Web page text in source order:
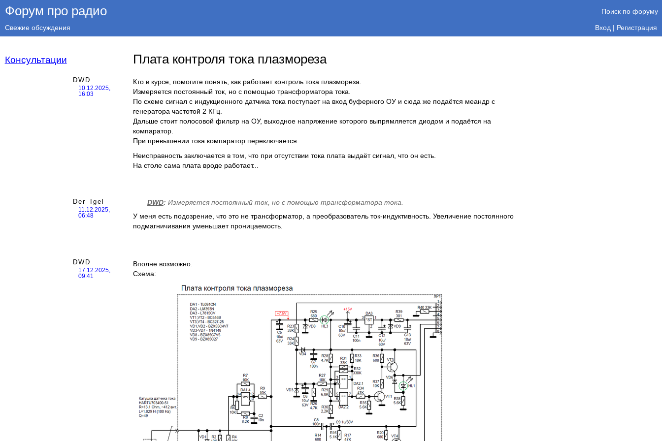
Форум про радио Поиск по форуму
Свежие обсуждения Вход | Регистрация
Консультации Плата контроля тока плазмореза
DWD
10.12.2025,
16:03
Кто в курсе, помогите понять, как работает контроль тока плазмореза.
Измеряется постоянный ток, но с помощью трансформатора тока.
По схеме сигнал с индукционного датчика тока поступает на вход буферного ОУ и сюда же подаётся меандр с
генератора частотой 2 КГц.
Дальше стоит полосовой фильтр на ОУ, выходное напряжение которого выпрямляется диодом и подаётся на
компаратор.
При превышении тока компаратор переключается.
Неисправность заключается в том, что при отсутствии тока плата выдаёт сигнал, что он есть.
На столе сама плата вроде работает...
Der_Igel
11.12.2025,
06:48
DWD: Измеряется постоянный ток, но с помощью трансформатора тока.
У меня есть подозрение, что это не трансформатор, а преобразователь ток-индуктивность. Увеличение постоянного
подмагничивания уменьшает проницаемость.
DWD
17.12.2025,
09:41
Вполне возможно.
Схема: